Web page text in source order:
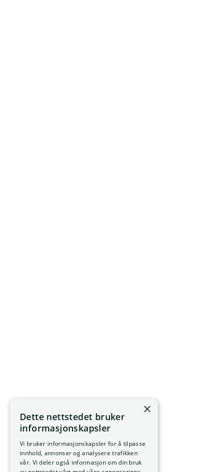
×
Dette nettstedet bruker
informasjonskapsler
Vi bruker informasjonskapsler for å tilpasse
innhold, annonser og analysere trafikken
vår. Vi deler også informasjon om din bruk